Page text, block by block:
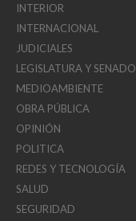
INTERIOR
INTERNACIONAL
JUDICIALES
LEGISLATURA Y SENADO
MEDIOAMBIENTE
OBRA PÚBLICA
OPINIÓN
POLITICA
REDES Y TECNOLOGÍA
SALUD
SEGURIDAD